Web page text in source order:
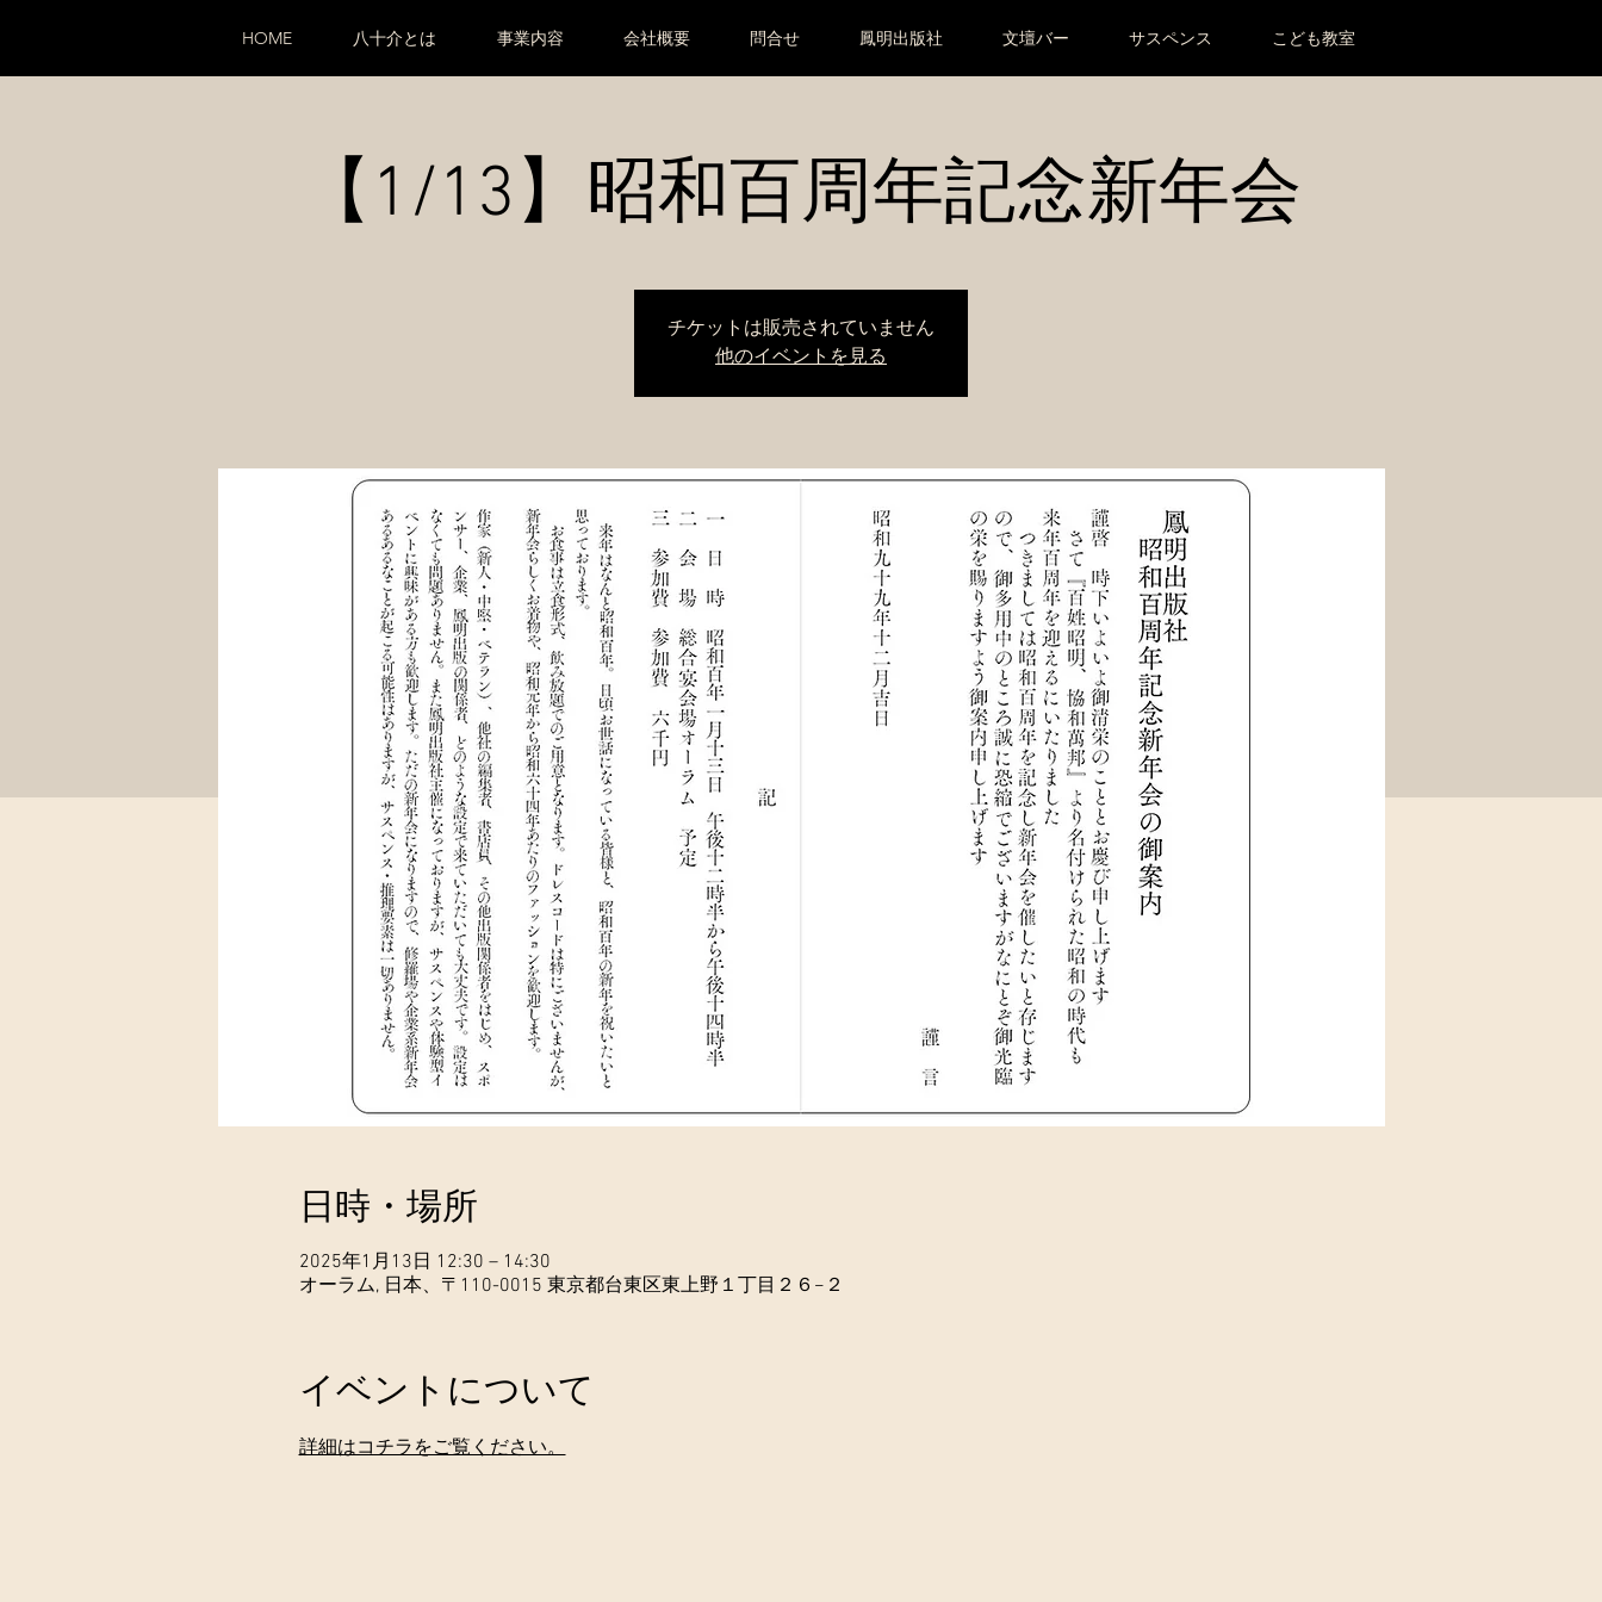
HOME 八十介とは 事業内容 会社概要 問合せ 鳳明出版社 文壇バー サスペンス こども教室
【1/13】昭和百周年記念新年会
チケットは販売されていません
他のイベントを見る
日時・場所
2025年1月13日 12:30 – 14:30
オーラム, 日本、〒110-0015 東京都台東区東上野１丁目２６−２
イベントについて
詳細はコチラをご覧ください。